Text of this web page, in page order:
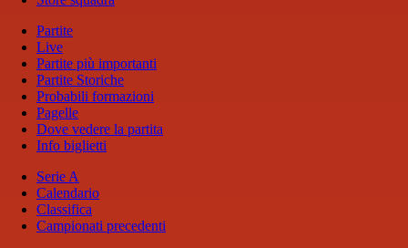
Partite
Live
Partite più importanti
Partite Storiche
Probabili formazioni
Pagelle
Dove vedere la partita
Info biglietti
Serie A
Calendario
Classifica
Campionati precedenti